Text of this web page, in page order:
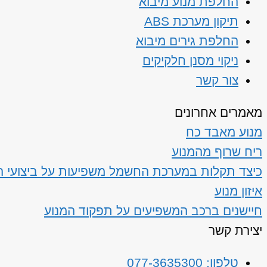
תיקון מערכת ABS
החלפת גירים מיבוא
ניקוי מסנן חלקיקים
צור קשר
מאמרים אחרונים
מנוע מאבד כח
ריח שרוף מהמנוע
כיצד תקלות במערכת החשמל משפיעות על ביצועי
איזון מנוע
חיישנים ברכב המשפיעים על תפקוד המנוע
יצירת קשר
טלפון: 077-3635300